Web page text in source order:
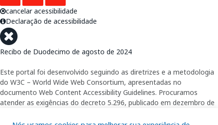
cancelar acessibilidade
Declaração de acessibilidade
Recibo de Duodecimo de agosto de 2024
Este portal foi desenvolvido seguindo as diretrizes e a metodologia
do W3C – World Wide Web Consortium, apresentadas no
documento Web Content Accessibility Guidelines. Procuramos
atender as exigências do decreto 5.296, publicado em dezembro de
eletrônicos da administração pública na rede mundial de